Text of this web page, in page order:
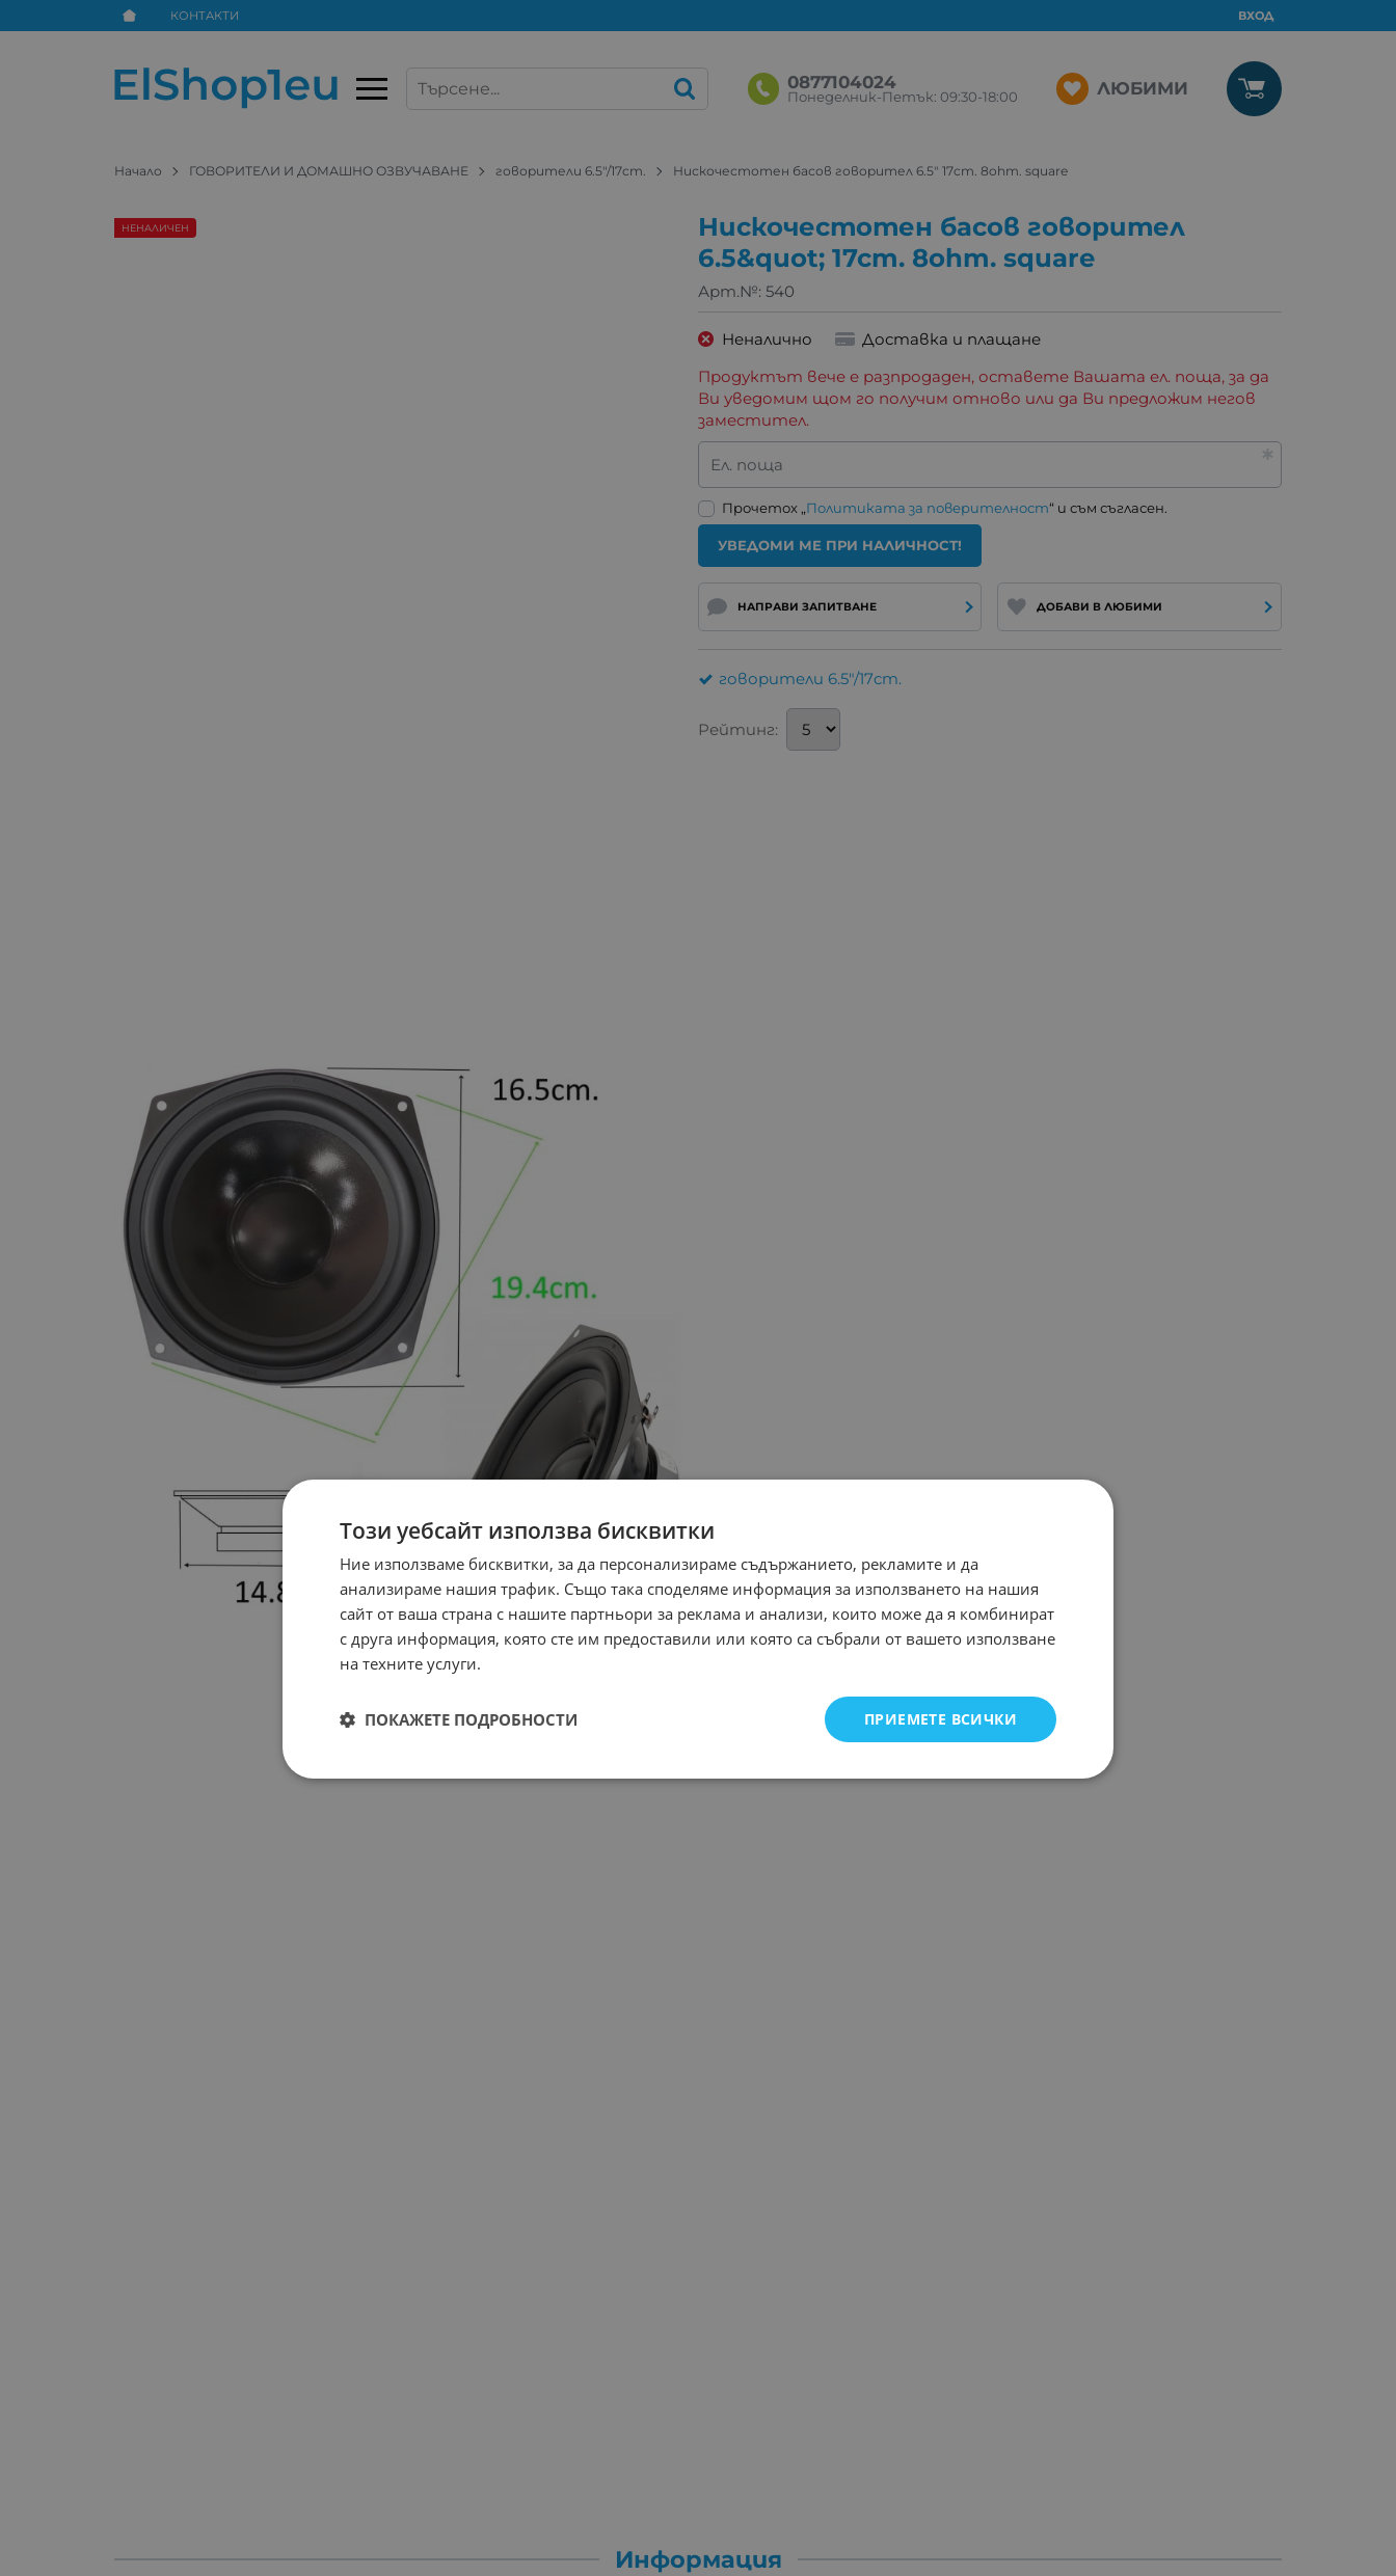
КОНТАКТИ ВХОД
0877104024
Понеделник-Петък: 09:30-18:00 ЛЮБИМИ
Начало ГОВОРИТЕЛИ И ДОМАШНО ОЗВУЧАВАНЕ говорители 6.5"/17cm. Нискочестотен басов говорител 6.5" 17cm. 8ohm. square
Нискочестотен басов говорител
6.5&quot; 17cm. 8ohm. square
Арт.№: 540
НЕНАЛИЧЕН
Неналично
Доставка и плащане
Продуктът вече е разпродаден, оставете Вашата ел. поща, за да
Ви уведомим щом го получим отново или да Ви предложим негов
заместител.
Ел. поща
Прочетох „Политиката за поверителност“ и съм съгласен.
УВЕДОМИ МЕ ПРИ НАЛИЧНОСТ!
НАПРАВИ ЗАПИТВАНЕ ДОБАВИ В ЛЮБИМИ
говорители 6.5"/17cm.
Рейтинг:
Информация
Този уебсайт използва бисквитки
Ние използваме бисквитки, за да персонализираме съдържанието, рекламите и да
анализираме нашия трафик. Също така споделяме информация за използването на нашия
сайт от ваша страна с нашите партньори за реклама и анализи, които може да я комбинират
с друга информация, която сте им предоставили или която са събрали от вашето използване
на техните услуги.
ПРИЕМЕТЕ ВСИЧКИ
ПОКАЖЕТЕ ПОДРОБНОСТИ